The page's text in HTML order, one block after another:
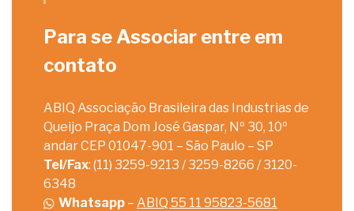
Para se Associar entre em
contato
ABIQ Associação Brasileira das Industrias de
Queijo Praça Dom José Gaspar, Nº 30, 10º
andar CEP 01047-901 – São Paulo – SP
Tel/Fax: (11) 3259-9213 / 3259-8266 / 3120-
6348
Whatsapp – ABIQ 55 11 95823-5681